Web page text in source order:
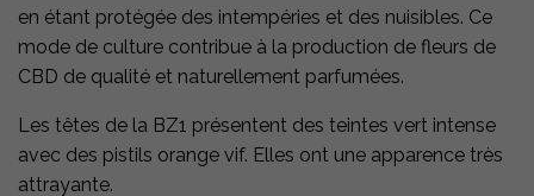
en étant protégée des intempéries et des nuisibles. Ce
mode de culture contribue à la production de fleurs de
CBD de qualité et naturellement parfumées.
Les têtes de la BZ1 présentent des teintes vert intense
avec des pistils orange vif. Elles ont une apparence très
attrayante.